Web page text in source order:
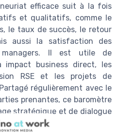
efficace suit à la fois
et qualitatifs, comme le
le taux de succès, le retour
aussi la satisfaction des
Il est utile de
impact business direct, les
RSE et les projets de
régulièrement avec le
prenantes, ce baromètre
stratégique et de dialogue